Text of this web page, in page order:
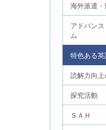
海外派遣
アドバン
ム
特色ある
読解力向上
探究活動
ＳＡＨ